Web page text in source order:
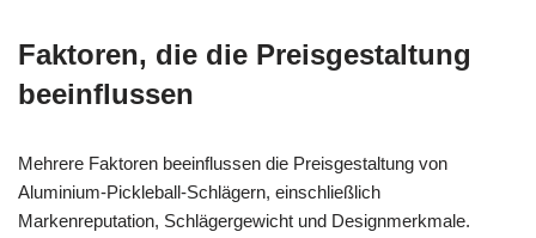
Faktoren, die die Preisgestaltung
beeinflussen
Mehrere Faktoren beeinflussen die Preisgestaltung von
Aluminium-Pickleball-Schlägern, einschließlich
Markenreputation, Schlägergewicht und Designmerkmale.